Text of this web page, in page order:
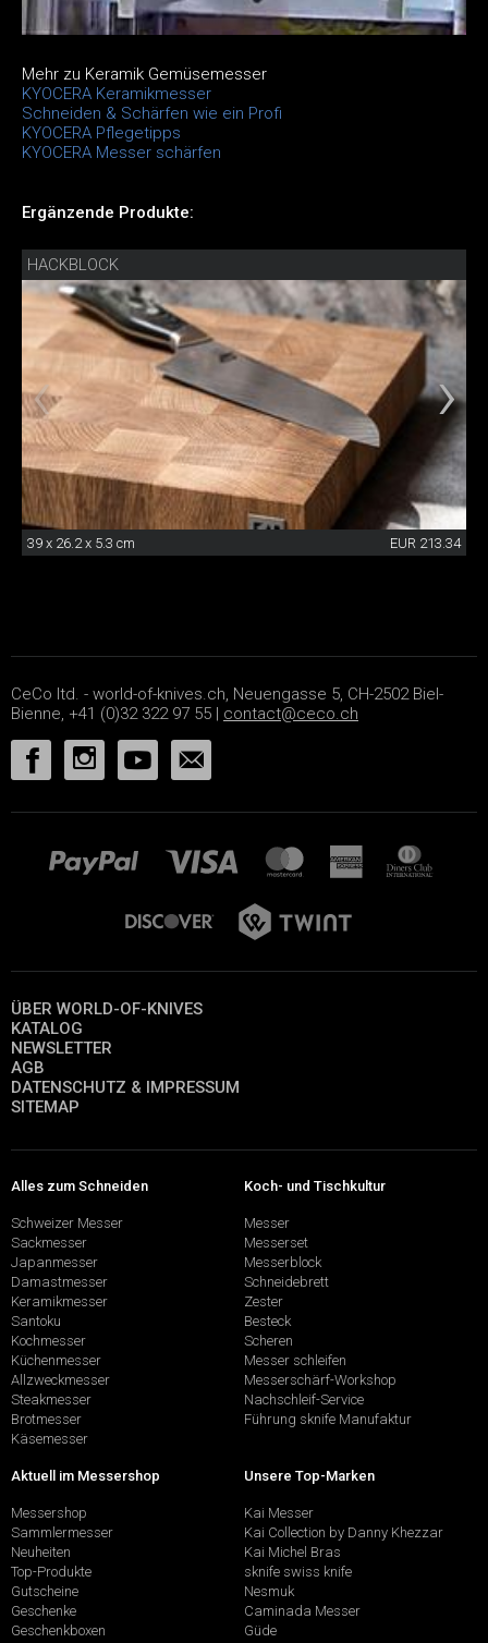
Mehr zu Keramik Gemüsemesser
KYOCERA Keramikmesser
Schneiden & Schärfen wie ein Profi
KYOCERA Pflegetipps
KYOCERA Messer schärfen
Ergänzende Produkte:
HACKBLOCK
39 x 26.2 x 5.3 cm EUR 213.34
CeCo ltd. - world-of-knives.ch, Neuengasse 5, CH-2502 Biel-
Bienne, +41 (0)32 322 97 55 | contact@ceco.ch
ÜBER WORLD-OF-KNIVES
KATALOG
NEWSLETTER
AGB
DATENSCHUTZ & IMPRESSUM
SITEMAP
Alles zum Schneiden
Schweizer Messer
Sackmesser
Japanmesser
Damastmesser
Keramikmesser
Santoku
Kochmesser
Küchenmesser
Allzweckmesser
Steakmesser
Brotmesser
Käsemesser
Koch- und Tischkultur
Messer
Messerset
Messerblock
Schneidebrett
Zester
Besteck
Scheren
Messer schleifen
Messerschärf-Workshop
Nachschleif-Service
Führung sknife Manufaktur
Aktuell im Messershop
Messershop
Sammlermesser
Neuheiten
Top-Produkte
Gutscheine
Geschenke
Geschenkboxen
Unsere Top-Marken
Kai Messer
Kai Collection by Danny Khezzar
Kai Michel Bras
sknife swiss knife
Nesmuk
Caminada Messer
Güde